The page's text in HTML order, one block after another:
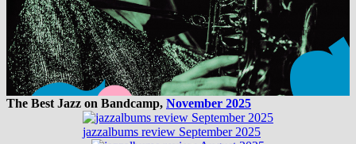
The Best Jazz on Bandcamp, November 2025
jazzalbums review September 2025